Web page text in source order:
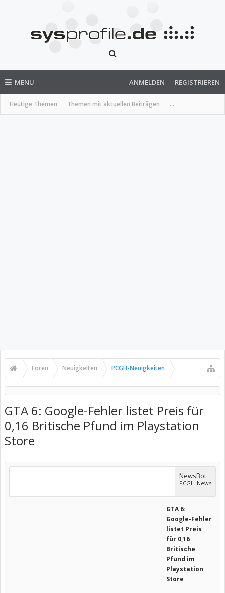
MENU
Heutige Themen Themen mit aktuellen Beiträgen ...
ANMELDEN REGISTRIEREN
Foren Neuigkeiten PCGH-Neuigkeiten
GTA 6: Google-Fehler listet Preis für
0,16 Britische Pfund im Playstation
Store
NewsBot
PCGH-News
GTA 6:
Google-Fehler
listet Preis
für 0,16
Britische
Pfund im
Playstation
Store